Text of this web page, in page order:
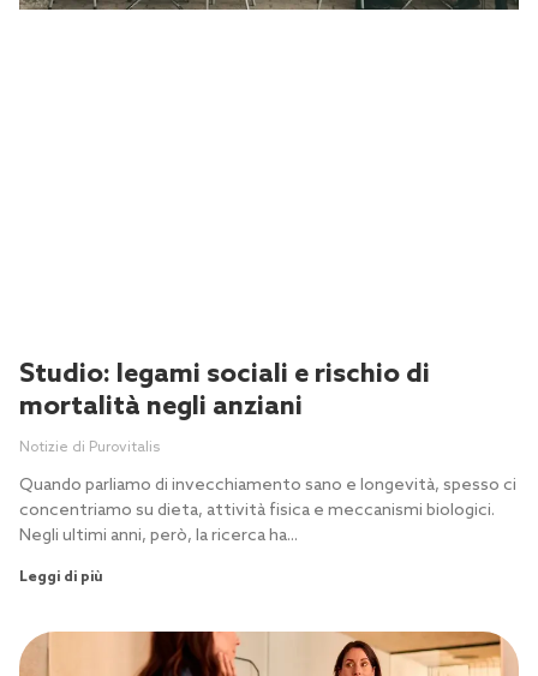
Studio: legami sociali e rischio di
mortalità negli anziani
Notizie di Purovitalis
Quando parliamo di invecchiamento sano e longevità, spesso ci
concentriamo su dieta, attività fisica e meccanismi biologici.
Negli ultimi anni, però, la ricerca ha...
Leggi di più